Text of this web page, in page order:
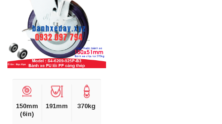
150mm
(6in)
191mm 370kg